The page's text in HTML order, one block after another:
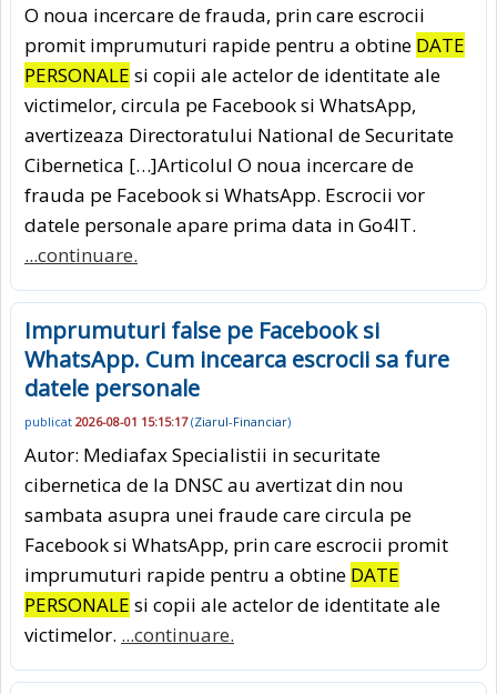
O noua incercare de frauda, prin care escrocii
promit imprumuturi rapide pentru a obtine DATE
PERSONALE si copii ale actelor de identitate ale
victimelor, circula pe Facebook si WhatsApp,
avertizeaza Directoratului National de Securitate
Cibernetica […]Articolul O noua incercare de
frauda pe Facebook si WhatsApp. Escrocii vor
datele personale apare prima data in Go4IT.
...continuare.
Imprumuturi false pe Facebook si
WhatsApp. Cum incearca escrocii sa fure
datele personale
publicat 2026-08-01 15:15:17(Ziarul-Financiar)
Autor: Mediafax Specialistii in securitate
cibernetica de la DNSC au avertizat din nou
sambata asupra unei fraude care circula pe
Facebook si WhatsApp, prin care escrocii promit
imprumuturi rapide pentru a obtine DATE
PERSONALE si copii ale actelor de identitate ale
victimelor. ...continuare.